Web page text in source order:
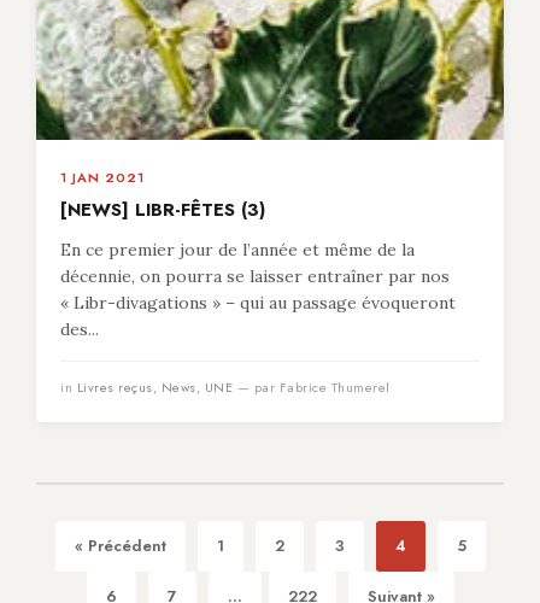
1 JAN 2021
[NEWS] LIBR-FÊTES (3)
En ce premier jour de l’année et même de la
décennie, on pourra se laisser entraîner par nos
« Libr-divagations » – qui au passage évoqueront
des...
in Livres reçus, News, UNE — par Fabrice Thumerel
« Précédent 1 2 3 4 5
6 7 ... 222 Suivant »